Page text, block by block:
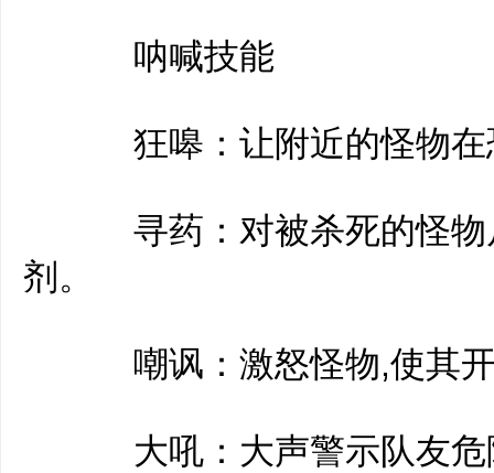
呐喊技能
狂嗥：让附近的怪物在
寻药：对被杀死的怪物
剂。
嘲讽：激怒怪物,使其开
大吼：大声警示队友危